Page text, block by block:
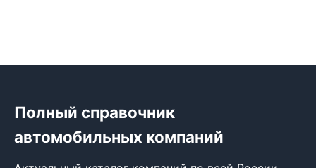
Полный справочник
автомобильных компаний